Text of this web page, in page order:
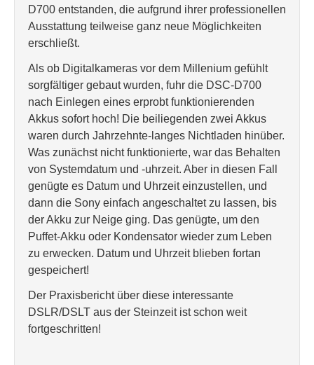
D700 entstanden, die aufgrund ihrer professionellen
Ausstattung teilweise ganz neue Möglichkeiten
erschließt.
Als ob Digitalkameras vor dem Millenium gefühlt
sorgfältiger gebaut wurden, fuhr die DSC-D700
nach Einlegen eines erprobt funktionierenden
Akkus sofort hoch! Die beiliegenden zwei Akkus
waren durch Jahrzehnte-langes Nichtladen hinüber.
Was zunächst nicht funktionierte, war das Behalten
von Systemdatum und -uhrzeit. Aber in diesen Fall
genügte es Datum und Uhrzeit einzustellen, und
dann die Sony einfach angeschaltet zu lassen, bis
der Akku zur Neige ging. Das genügte, um den
Puffet-Akku oder Kondensator wieder zum Leben
zu erwecken. Datum und Uhrzeit blieben fortan
gespeichert!
Der Praxisbericht über diese interessante
DSLR/DSLT aus der Steinzeit ist schon weit
fortgeschritten!